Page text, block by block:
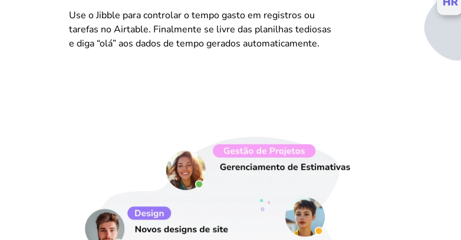
Use o Jibble para controlar o tempo gasto em registros ou
tarefas no Airtable. Finalmente se livre das planilhas tediosas
e diga “olá” aos dados de tempo gerados automaticamente.